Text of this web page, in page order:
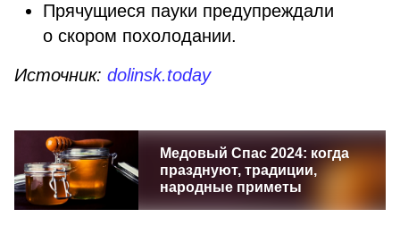
Прячущиеся пауки предупреждали
о скором похолодании.
Источник: dolinsk.today
Медовый Спас 2024: когда
празднуют, традиции,
народные приметы